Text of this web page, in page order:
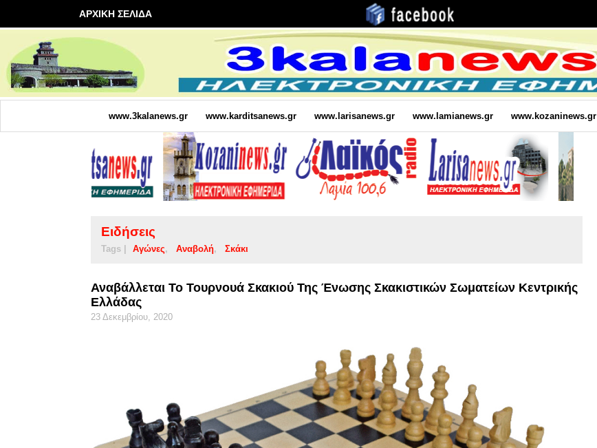
ΑΡΧΙΚΗ ΣΕΛΙΔΑ
www.3kalanews.gr www.karditsanews.gr www.larisanews.gr www.lamianews.gr www.kozaninews.gr
Ειδήσεις
Tags | Αγώνες Αναβολή Σκάκι
Αναβάλλεται Το Τουρνουά Σκακιού Της Ένωσης Σκακιστικών Σωματείων Κεντρικής
Ελλάδας
23 Δεκεμβρίου, 2020